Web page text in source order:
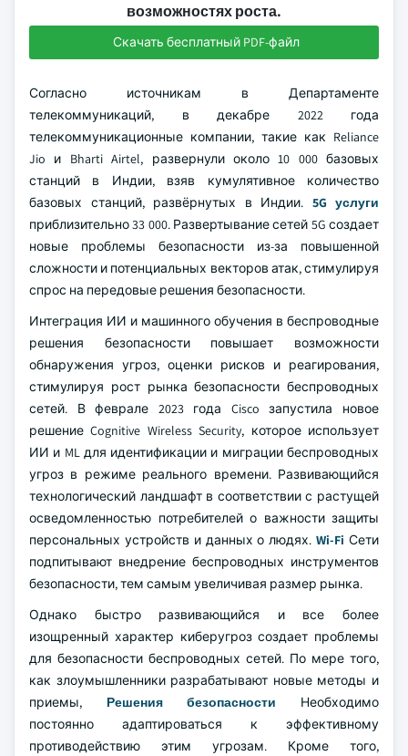
возможностях роста.
Скачать бесплатный PDF-файл
Согласно источникам в Департаменте
телекоммуникаций, в декабре 2022 года
телекоммуникационные компании, такие как Reliance
Jio и Bharti Airtel, развернули около 10 000 базовых
станций в Индии, взяв кумулятивное количество
базовых станций, развёрнутых в Индии. 5G услуги
приблизительно 33 000. Развертывание сетей 5G создает
новые проблемы безопасности из-за повышенной
сложности и потенциальных векторов атак, стимулируя
спрос на передовые решения безопасности.
Интеграция ИИ и машинного обучения в беспроводные
решения безопасности повышает возможности
обнаружения угроз, оценки рисков и реагирования,
стимулируя рост рынка безопасности беспроводных
сетей. В феврале 2023 года Cisco запустила новое
решение Cognitive Wireless Security, которое использует
ИИ и ML для идентификации и миграции беспроводных
угроз в режиме реального времени. Развивающийся
технологический ландшафт в соответствии с растущей
осведомленностью потребителей о важности защиты
персональных устройств и данных о людях.Wi-Fi Сети
подпитывают внедрение беспроводных инструментов
безопасности, тем самым увеличивая размер рынка.
Однако быстро развивающийся и все более
изощренный характер киберугроз создает проблемы
для безопасности беспроводных сетей. По мере того,
как злоумышленники разрабатывают новые методы и
приемы, Решения безопасности Необходимо
постоянно адаптироваться к эффективному
противодействию этим угрозам. Кроме того,